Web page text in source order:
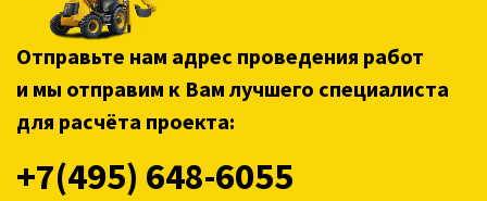
Отправьте нам адрес проведения работ
и мы отправим к Вам лучшего специалиста
для расчёта проекта:
+7(495) 648-6055